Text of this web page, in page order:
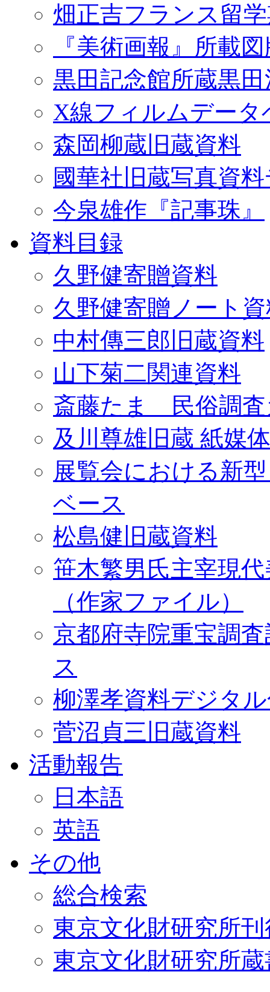
畑正吉フランス留
『美術画報』所載
黒田記念館所蔵黒
X線フィルムデータ
森岡柳蔵旧蔵資料
國華社旧蔵写真資
今泉雄作『記事珠』
資料目録
久野健寄贈資料
久野健寄贈ノート
中村傳三郎旧蔵資料
山下菊二関連資料
斎藤たま 民俗調査
及川尊雄旧蔵 紙媒
展覧会における新
ベース
松島健旧蔵資料
笹木繁男氏主宰現
（作家ファイル）
京都府寺院重宝調
ス
柳澤孝資料デジタ
菅沼貞三旧蔵資料
活動報告
日本語
英語
その他
総合検索
東京文化財研究所
東京文化財研究所